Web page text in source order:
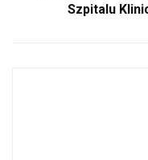
Szpitalu